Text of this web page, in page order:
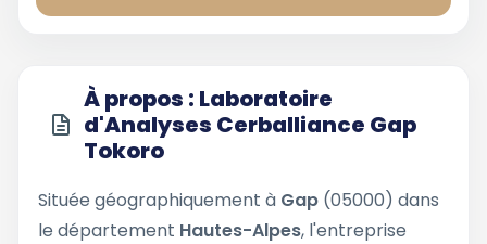
À propos : Laboratoire
d'Analyses Cerballiance Gap
Tokoro
Située géographiquement à Gap (05000) dans
le département Hautes-Alpes, l'entreprise